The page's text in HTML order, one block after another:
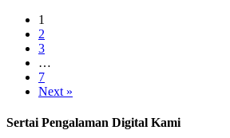
1
2
3
…
7
Next »
Sertai Pengalaman Digital Kami